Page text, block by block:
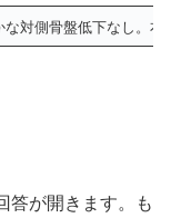
対側骨盤低下なし。
答が開きます。も